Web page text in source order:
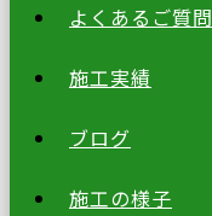
よくあるご質問
施工実績
ブログ
施工の様子